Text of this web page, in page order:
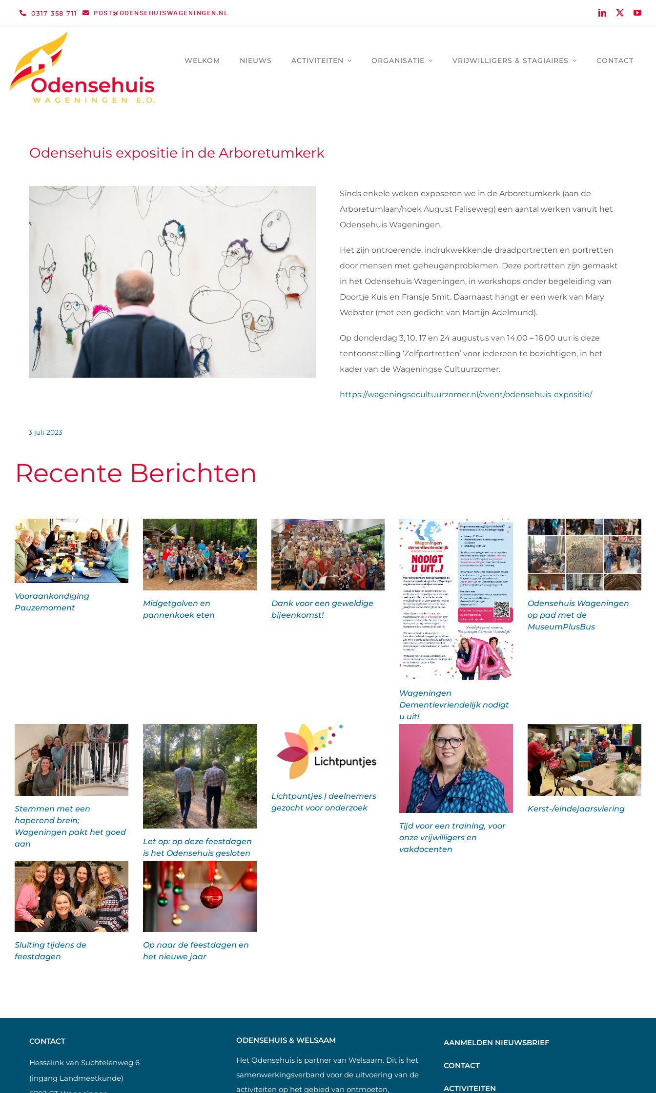
0317 358 711 POST@ODENSEHUISWAGENINGEN.NL
WELKOM NIEUWS ACTIVITEITEN ORGANISATIE VRIJWILLIGERS & STAGIAIRES CONTACT
Odensehuis expositie in de Arboretumkerk
Sinds enkele weken exposeren we in de Arboretumkerk (aan de
Arboretumlaan/hoek August Faliseweg) een aantal werken vanuit het
Odensehuis Wageningen.
Het zijn ontroerende, indrukwekkende draadportretten en portretten
door mensen met geheugenproblemen. Deze portretten zijn gemaakt
in het Odensehuis Wageningen, in workshops onder begeleiding van
Doortje Kuis en Fransje Smit. Daarnaast hangt er een werk van Mary
Webster (met een gedicht van Martijn Adelmund).
Op donderdag 3, 10, 17 en 24 augustus van 14.00 – 16.00 uur is deze
tentoonstelling ‘Zelfportretten’ voor iedereen te bezichtigen, in het
kader van de Wageningse Cultuurzomer.
https://wageningsecultuurzomer.nl/event/odensehuis-expositie/
3 juli 2023
Recente Berichten
Vooraankondiging
Pauzemoment
Midgetgolven en
pannenkoek eten
Dank voor een geweldige
bijeenkomst!
Wageningen
Dementievriendelijk nodigt
u uit!
Odensehuis Wageningen
op pad met de
MuseumPlusBus
Stemmen met een
haperend brein;
Wageningen pakt het goed
aan
Let op: op deze feestdagen
is het Odensehuis gesloten
Lichtpuntjes | deelnemers
gezocht voor onderzoek
Tijd voor een training, voor
onze vrijwilligers en
vakdocenten
Kerst-/eindejaarsviering
Sluiting tijdens de
feestdagen
Op naar de feestdagen en
het nieuwe jaar
CONTACT
Hesselink van Suchtelenweg 6
(ingang Landmeetkunde)
ODENSEHUIS & WELSAAM
Het Odensehuis is partner van Welsaam. Dit is het
samenwerkingsverband voor de uitvoering van de
activiteiten op het gebied van ontmoeten,
AANMELDEN NIEUWSBRIEF
CONTACT
ACTIVITEITEN